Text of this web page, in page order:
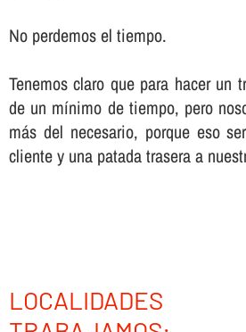
No perdemos el tiempo.
Tenemos claro que para hacer un
de un mí­nimo de tiempo, pero
más del necesario, porque eso
cliente y una patada trasera a